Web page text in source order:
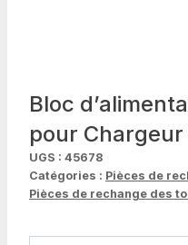
Bloc
pour
UGS : 45678
Catégories : Pièces de
Pièces de rechange des